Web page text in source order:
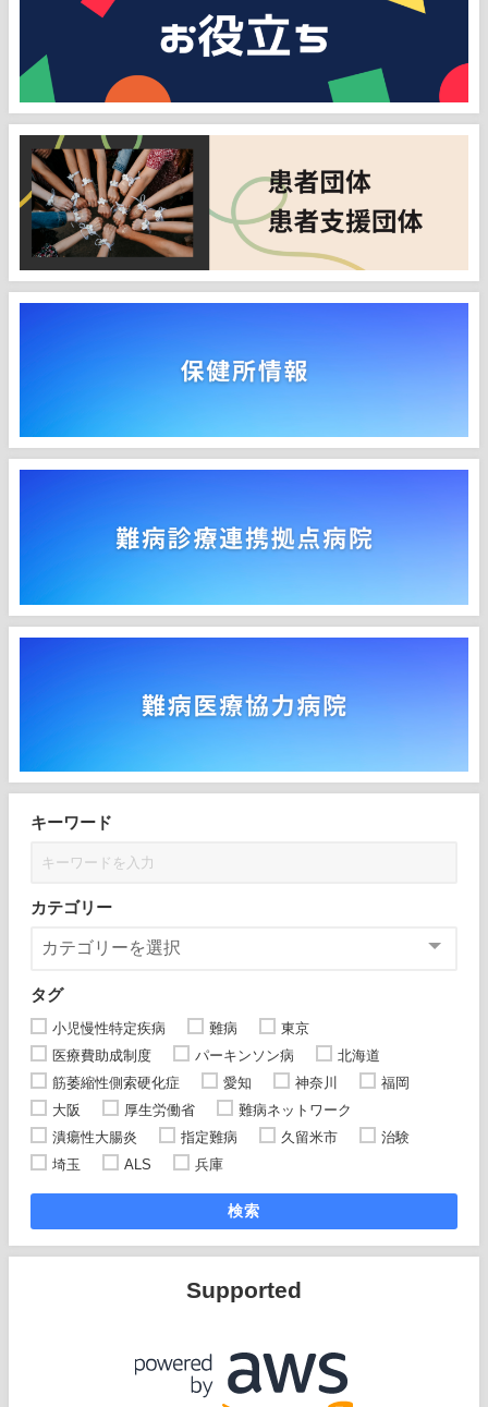
キーワード
カテゴリー
タグ
小児慢性特定疾病 難病
東京
医療費助成制度
パーキンソン病
北海道
筋萎縮性側索硬化症
愛知 神奈川
福岡
大阪
厚生労働省
難病ネットワーク
潰瘍性大腸炎
指定難病 久留米市
治験
埼玉
ALS 兵庫
検索
Supported